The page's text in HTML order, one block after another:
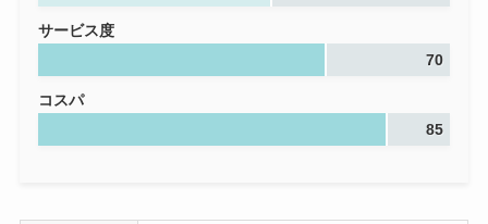
サービス度
70
コスパ
85